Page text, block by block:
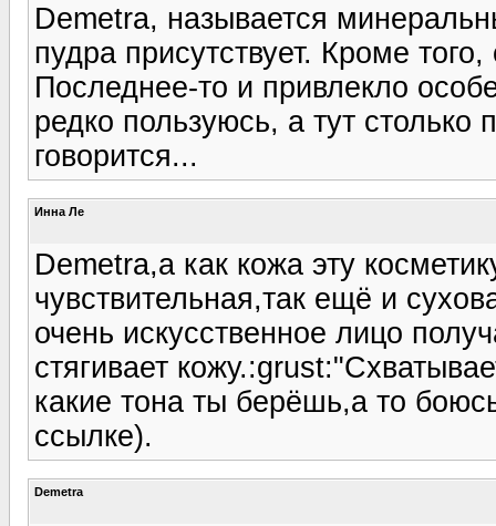
Demetra, называется
пудра присутствует. Кроме
Последнее-то и привлекло
редко пользуюсь, а тут
говорится...
Инна Ле
Demetra,а как кожа эту
чувствительная,так ещё и
очень искусственное лицо
стягивает
какие тона ты берёшь,а то
ссылке).
Demetra